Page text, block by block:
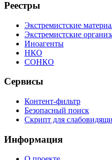
Реестры
Экстремистские
Экстремистские
Иноагенты
НКО
СОНКО
Сервисы
Контент-фильтр
Безопасный поиск
Скрипт для
Информация